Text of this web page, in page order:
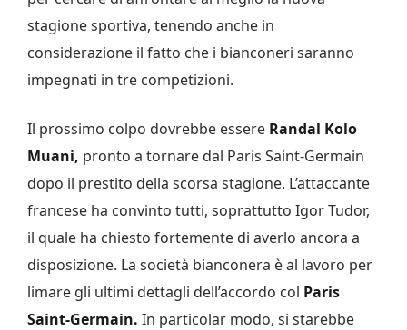
stagione sportiva, tenendo anche in
considerazione il fatto che i bianconeri saranno
impegnati in tre competizioni.
Il prossimo colpo dovrebbe essere Randal Kolo
Muani, pronto a tornare dal Paris Saint-Germain
dopo il prestito della scorsa stagione. L’attaccante
francese ha convinto tutti, soprattutto Igor Tudor,
il quale ha chiesto fortemente di averlo ancora a
disposizione. La società bianconera è al lavoro per
limare gli ultimi dettagli dell’accordo col Paris
Saint-Germain. In particolar modo, si starebbe